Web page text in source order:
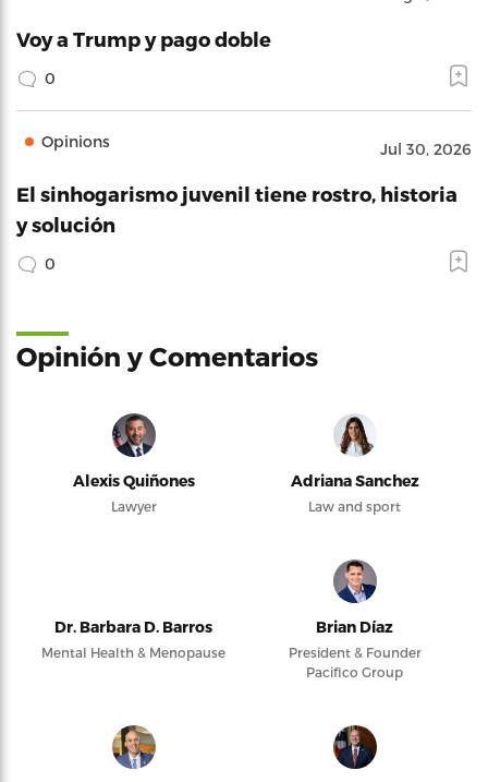
Voy a Trump y pago doble
0
Opinions Jul 30, 2026
El sinhogarismo juvenil tiene rostro, historia
y solución
0
Opinión y Comentarios
Alexis Quiñones
Lawyer
Adriana Sanchez
Law and sport
Dr. Barbara D. Barros
Mental Health & Menopause
Brian Díaz
President & Founder
Pacifico Group